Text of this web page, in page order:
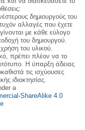
δημιουργούς του
αλλαγές που έχετε
με κάθε εύλογο
του δημιουργού.
του υλικού.
πρέπει πλέον να το
Η ύπαρξη άδειας
τις ισχύουσες
ιδιοκτησίας.
a
ShareAlike 4.0